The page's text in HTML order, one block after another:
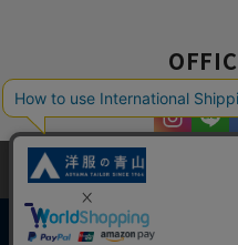
当サイトでは、快適な閲覧体験と
しています。閲覧を続けることで